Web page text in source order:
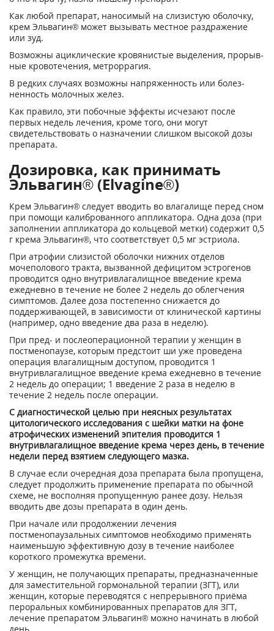
Как любой препарат, наносимый на слизистую оболочку,
крем Эльвагин® может вызывать местное раздражение
или зуд.
Возможны ациклические кровянистые выделения, прорыв­
ные кровотечения, метроррагия.
В редких случаях возможны напряженность или болез­
ненность молочных желез.
Как правило, эти побочные эффекты исчезают после
первых недель лечения, кроме того, они могут
свидетельствовать о назначении слишком высокой дозы
препарата.
Дозировка, как принимать
Эльвагин® (Elvagine®)
Крем Эльвагин® следует вводить во влагалище перед сном
при помощи калиброванного аппликатора. Одна доза (при
заполнении аппликатора до кольцевой метки) содержит 0,5
г крема Эльвагин®, что соответствует 0,5 мг эстриола.
При атрофии слизистой оболочки нижних отделов
мочеполового тракта, вызванной де­фицитом эстрогенов
проводится одно внутривлагалищное введение крема
ежедневно в течение не более 2 недель до облегчения
симптомов. Далее доза постепенно снижается до
поддерживающей, в зависимости от клинической картины
(например, одно введение два раза в неделю).
При пред- и послеоперационной терапии у женщин в
постменопаузе, которым предсто­ит ши уже проведена
операция влагалищным доступом, проводится 1
внутривлагалищ­ное введение крема ежедневно в течение
2 недель до операции; 1 введение 2 раза в неделю в
течение 2 недель после операции.
С диагностической целью при неясных результатах
цитологического исследования с шей­ки матки на фоне
атрофических изменений эпителия проводится 1
внутривлагалищное введение крема через день, в течение
недели перед взятием следующего мазка.
В случае если очередная доза препарата была пропущена,
следует продолжить примене­ние препарата по обычной
схеме, не восполняя пропущенную ранее дозу. Нельзя
вводить две дозы препарата в один день.
При начале или продолжении лечения
постменопаузальных симптомов необходимо при­менять
наименьшую эффективную дозу в течение наиболее
короткого промежутка време­ни.
У женщин, не получающих препараты, предназначенные
для заместительной гормональ­ной терапии (ЗГТ), или
женщин, которые переводятся с непрерывного приёма
перораль­ных комбинированных препаратов для ЗГТ,
лечение препаратом Эльвагин® можно начи­нать в любой